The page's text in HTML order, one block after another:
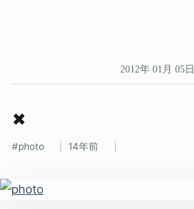
2012年 01月 05日
✖
photo 14年前